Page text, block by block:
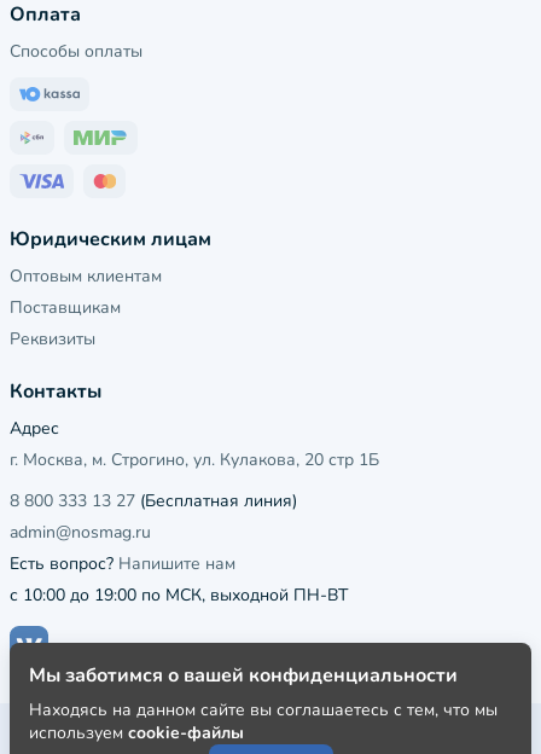
Оплата
Способы оплаты
Юридическим лицам
Оптовым клиентам
Поставщикам
Реквизиты
Контакты
Адрес
г. Москва, м. Строгино, ул. Кулакова, 20 стр 1Б
8 800 333 13 27 (Бесплатная линия)
admin@nosmag.ru
Есть вопрос? Напишите нам
с 10:00 до 19:00 по МСК, выходной ПН-ВТ
Публичная оферта
Мы заботимся о вашей конфиденциальности
Находясь на данном сайте вы соглашаетесь с тем, что мы
используем cookie-файлы